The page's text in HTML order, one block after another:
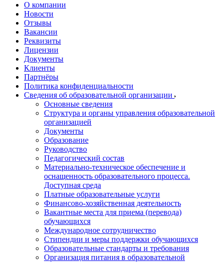
О компании
Новости
Отзывы
Вакансии
Реквизиты
Лицензии
Документы
Клиенты
Партнёры
Политика конфиденциальности
Сведения об образовательной организации
Основные сведения
Структура и органы управления образовательной
организацией
Документы
Образование
Руководство
Педагогический состав
Материально-техническое обеспечение и
оснащенность образовательного процесса.
Доступная среда
Платные образовательные услуги
Финансово-хозяйственная деятельность
Вакантные места для приема (перевода)
обучающихся
Международное сотрудничество
Стипендии и меры поддержки обучающихся
Образовательные стандарты и требования
Организация питания в образовательной